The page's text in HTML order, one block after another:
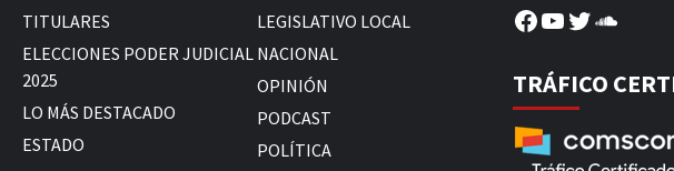
TITULARES
ELECCIONES PODER JUDICIAL
2025
LO MÁS DESTACADO
ESTADO
LEGISLATIVO LOCAL
NACIONAL
OPINIÓN
PODCAST
POLÍTICA
Facebook
YouTube
Twitter
TRÁFICO